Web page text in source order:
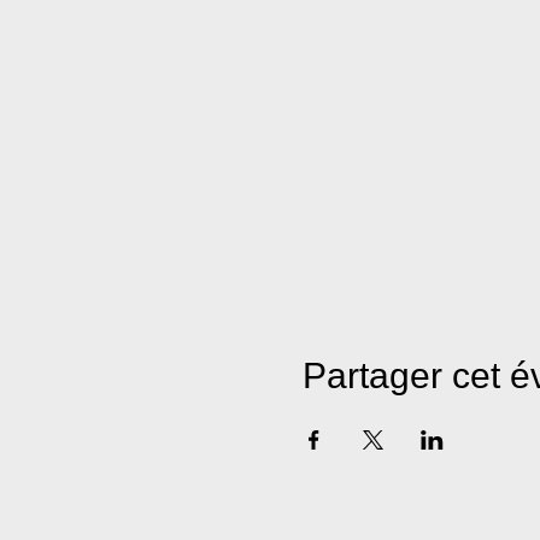
Partager cet